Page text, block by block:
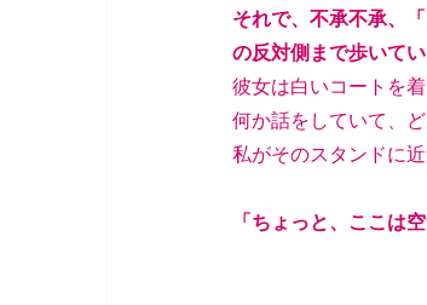
それで、不承不承、
の反対側まで歩いて
彼女は白いコートを
何か話をしていて、
私がそのスタンドに
「ちょっと、ここは